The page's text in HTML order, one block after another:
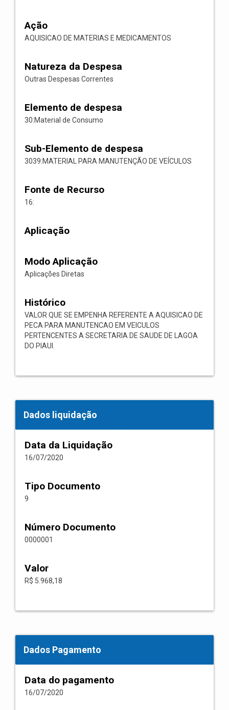
Ação
AQUISICAO DE MATERIAS E MEDICAMENTOS
Natureza da Despesa
Outras Despesas Correntes
Elemento de despesa
30:Material de Consumo
Sub-Elemento de despesa
3039:MATERIAL PARA MANUTENÇÃO DE VEÍCULOS
Fonte de Recurso
16:
Aplicação
Modo Aplicação
Aplicações Diretas
Histórico
VALOR QUE SE EMPENHA REFERENTE A AQUISICAO DE
PECA PARA MANUTENCAO EM VEICULOS
PERTENCENTES A SECRETARIA DE SAUDE DE LAGOA
DO PIAUI.
Dados liquidação
Data da Liquidação
16/07/2020
Tipo Documento
9
Número Documento
0000001
Valor
R$ 5.968,18
Dados Pagamento
Data do pagamento
16/07/2020